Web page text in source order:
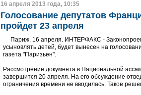
16 апреля 2013 года, 10:35
Голосование депутатов
пройдет 23 апреля
Париж. 16 апреля. ИНТЕРФАКС -
усыновлять детей, будет вынесен на
газета "Паризьен".
Рассмотрение документа в Национальной
завершится 20 апреля. На его обсуждение
ограничения времени не вводилась. Такое